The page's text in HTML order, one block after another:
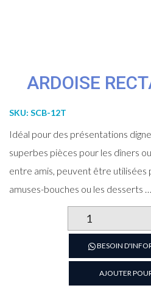
ARDOISE
SKU: SCB-12T
Idéal pour des présentations
superbes pièces pour les dîners
entre amis, peuvent être utilisées
amuses-bouches ou les desserts …
de
BESOIN
AJOUTER